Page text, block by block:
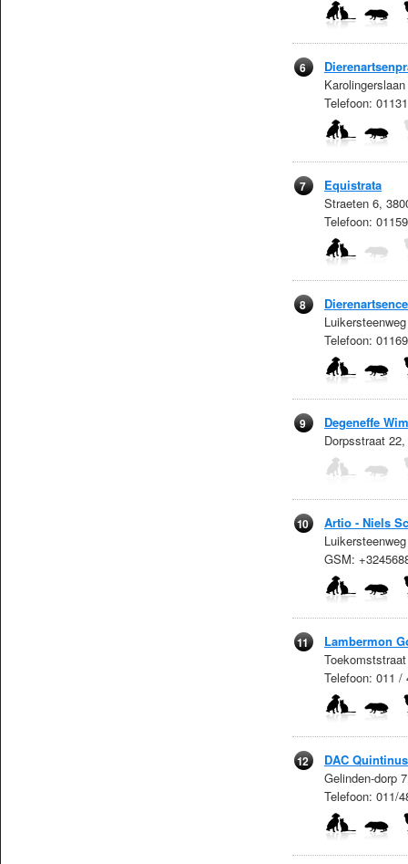
6
Telefoon:
7
Equistrata
Straeten 6,
Telefoon:
8
Telefoon:
9
Degeneffe Wim
Dorpsstraat
10
Artio - Niels
GSM:
11
Lambermon
Telefoon: 011 /
12
DAC Quintinus
Gelinden-dorp
Telefoon: 011/